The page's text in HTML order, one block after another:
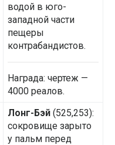
водой в юго-
западной части
пещеры
контрабандистов.
Награда: чертеж —
4000 реалов.
Лонг-Бэй (525,253):
сокровище зарыто
у пальм перед